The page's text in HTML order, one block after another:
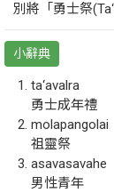
別將「勇士祭
小辭典
ta‘avalra
勇士成年禮
molapangolai
祖靈祭
asavasavahe
男性青年